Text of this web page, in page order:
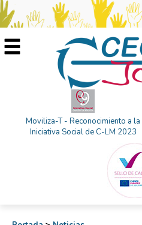
Moviliza-T - Reconocimiento a la
Iniciativa Social de C-LM 2023